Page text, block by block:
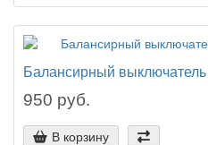
Балансирный
950 руб.
В корзину